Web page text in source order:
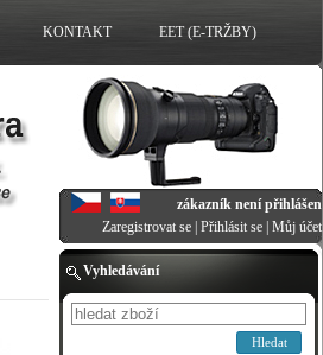
Vyhledávání
Hledat
KONTAKT EET (E-TRŽBY)
zákazník není přihlášen
Zaregistrovat se Přihlásit se Můj účet